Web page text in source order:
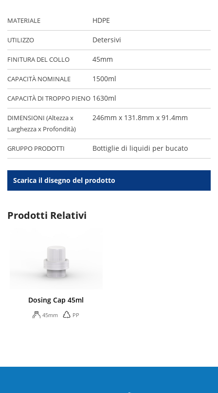
Scarica il disegno del prodotto
MATERIALE HDPE
UTILIZZO Detersivi
FINITURA DEL COLLO 45mm
CAPACITÀ NOMINALE 1500ml
CAPACITÀ DI TROPPO PIENO 1630ml
DIMENSIONI (Altezza x
Larghezza x Profondità)
246mm x 131.8mm x 91.4mm
GRUPPO PRODOTTI Bottiglie di liquidi per bucato
Prodotti Relativi
Dosing Cap 45ml
45mm PP